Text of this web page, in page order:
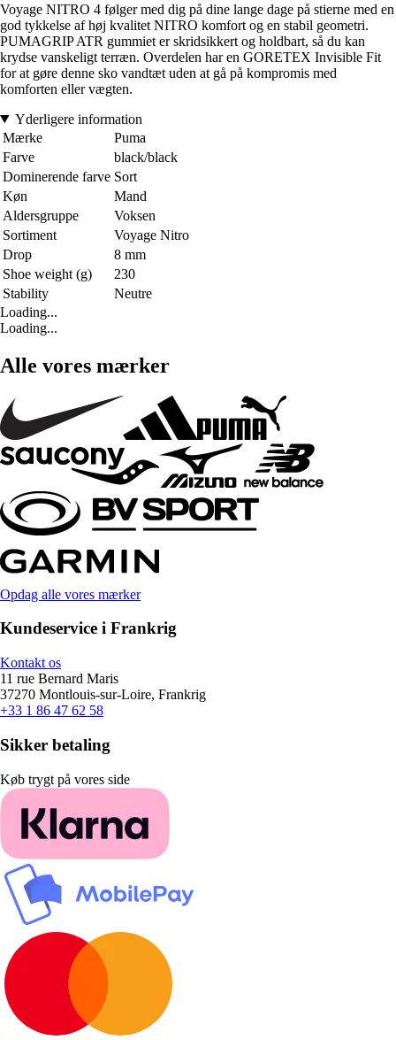
Voyage NITRO 4 følger med dig på dine lange dage på stierne med en
god tykkelse af høj kvalitet NITRO komfort og en stabil geometri.
PUMAGRIP ATR gummiet er skridsikkert og holdbart, så du kan
krydse vanskeligt terræn. Overdelen har en GORETEX Invisible Fit
for at gøre denne sko vandtæt uden at gå på kompromis med
komforten eller vægten.
Yderligere information
Mærke
Puma
Farve
black/black
Dominerende farve Sort
Køn
Mand
Aldersgruppe
Voksen
Sortiment
Voyage Nitro
Drop
8 mm
Shoe weight (g)
230
Stability
Neutre
Loading...
Loading...
Alle vores mærker
Opdag alle vores mærker
Kundeservice i Frankrig
Kontakt os
11 rue Bernard Maris
37270 Montlouis-sur-Loire, Frankrig
+33 1 86 47 62 58
Sikker betaling
Køb trygt på vores side